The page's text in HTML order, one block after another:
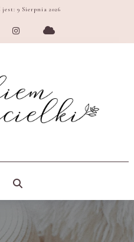
jest: 9 Sierpnia 2026